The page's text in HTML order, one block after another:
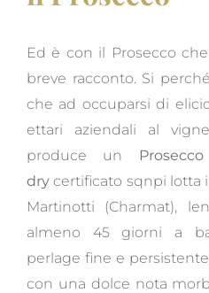
Ed è con il Prosecco
breve racconto. Si
che ad occuparsi di
ettari aziendali al
produce un
dry certificato sqnpi lotta
Martinotti (Charmat),
almeno 45 giorni a
perlage fine e
con una dolce nota